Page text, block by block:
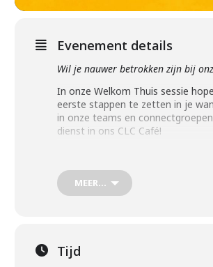
Evenement details
Wil je nauwer betrokken zijn bij
In onze Welkom Thuis sessie
eerste stappen te zetten in je
in onze teams en
dienst in ons CLC Café!
MEER...
Tijd